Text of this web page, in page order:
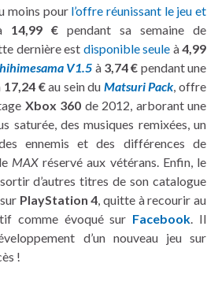
moins pour l’offre réunissant le jeu et
14,99 € pendant sa semaine de
dernière est disponible seule à4,99
V1.5 à 3,74 € pendant une
17,24 €au sein du Matsuri Pack, offre
Xbox 360 de 2012, arborant une
saturée, des musiques remixées, un
ennemis et des différences de
MAXréservé aux vétérans. Enfin, le
d’autres titres de son catalogue
PlayStation 4, quitte à recourir au
comme évoqué sur Facebook. Il
d’un nouveau jeu sur
!